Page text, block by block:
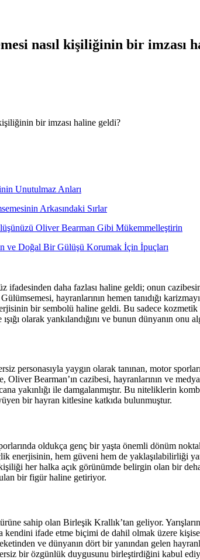
nasıl kişiliğinin bir imzası
bir imzası haline geldi?
Unutulmaz Anları
Arkasındaki Sırlar
Oliver Bearman Gibi Mükemmelleştirin
ve Doğal Bir Gülüşü Korumak İçin İpuçları
ifadesinden daha fazlası haline geldi; onun
hayranlarının hemen tanıdığı
bir sembolü haline geldi. Bu sadece
olarak yankılandığını ve bunun dünyanın
personasıyla yaygın olarak tanınan, motor
Bearman’ın cazibesi, hayranlarının ve
yakınlığı ile damgalanmıştır. Bu niteliklerin
bir hayran kitlesine katkıda bulunmuştur.
oldukça genç bir yaşta önemli dönüm
enerjisinin, hem güveni hem de yaklaşılabilirliği
kişiliği her halka açık görünümde belirgin olan bir
bir figür haline getiriyor.
sahip olan Birleşik Krallık’tan geliyor.
kendini ifade etme biçimi de dahil olmak üzere
ve dünyanın dört bir yanından gelen
bir özgünlük duygusunu birleştirdiğini kabul